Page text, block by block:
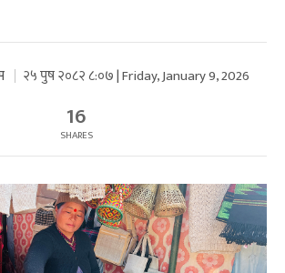
२५ पुष २०८२ ८:०७ | Friday, January 9, 2026
16
SHARES